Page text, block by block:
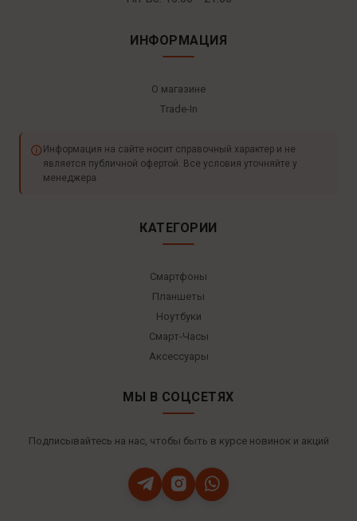
ИНФОРМАЦИЯ
О магазине
Trade-In
Информация на сайте носит справочный характер и не
является публичной офертой. Все условия уточняйте у
менеджера.
КАТЕГОРИИ
Смартфоны
Планшеты
Ноутбуки
Смарт-Часы
Аксессуары
МЫ В СОЦСЕТЯХ
Подписывайтесь на нас, чтобы быть в курсе новинок и акций